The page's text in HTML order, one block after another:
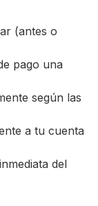
(antes o
pago una
según las
a tu cuenta
del